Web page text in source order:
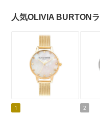
人気OLIVIA BURTON
1 2